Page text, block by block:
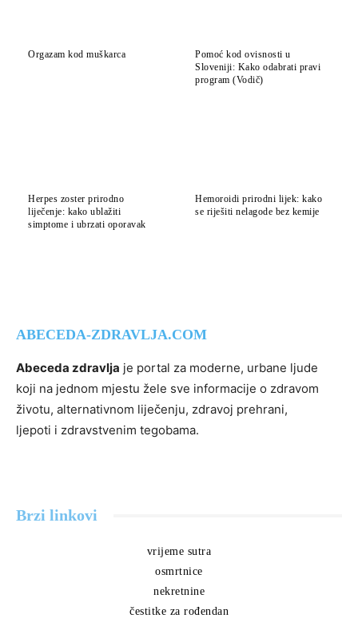
Orgazam kod muškarca
Pomoć kod ovisnosti u
Sloveniji: Kako odabrati pravi
program (Vodič)
Herpes zoster prirodno
liječenje: kako ublažiti
simptome i ubrzati oporavak
Hemoroidi prirodni lijek: kako
se riješiti nelagode bez kemije
ABECEDA-ZDRAVLJA.COM
Abeceda zdravlja je portal za moderne, urbane ljude
koji na jednom mjestu žele sve informacije o zdravom
životu, alternativnom liječenju, zdravoj prehrani,
ljepoti i zdravstvenim tegobama.
Brzi linkovi
vrijeme sutra
osmrtnice
nekretnine
čestitke za rođendan